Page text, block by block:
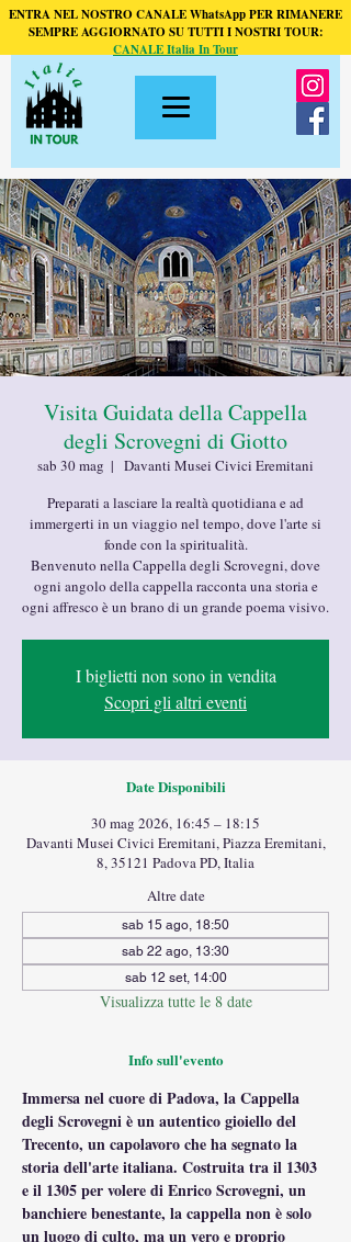
ENTRA NEL NOSTRO CANALE WhatsApp PER RIMANERE
SEMPRE AGGIORNATO SU TUTTI I NOSTRI TOUR:
CANALE Italia In Tour
Visita Guidata della Cappella
degli Scrovegni di Giotto
sab 30 mag
  |
Davanti Musei Civici Eremitani
Preparati a lasciare la realtà quotidiana e ad
immergerti in un viaggio nel tempo, dove l'arte si
fonde con la spiritualità.
Benvenuto nella Cappella degli Scrovegni, dove
ogni angolo della cappella racconta una storia e
ogni affresco è un brano di un grande poema visivo.
I biglietti non sono in vendita
Scopri gli altri eventi
Date Disponibili
30 mag 2026, 16:45 – 18:15
Davanti Musei Civici Eremitani, Piazza Eremitani,
8, 35121 Padova PD, Italia
Altre date
sab 15 ago, 18:50
sab 22 ago, 13:30
sab 12 set, 14:00
Visualizza tutte le 8 date
Info sull'evento
Immersa nel cuore di Padova, la Cappella
degli Scrovegni è un autentico gioiello del
Trecento, un capolavoro che ha segnato la
storia dell'arte italiana. Costruita tra il 1303
e il 1305 per volere di Enrico Scrovegni, un
banchiere benestante, la cappella non è solo
un luogo di culto, ma un vero e proprio